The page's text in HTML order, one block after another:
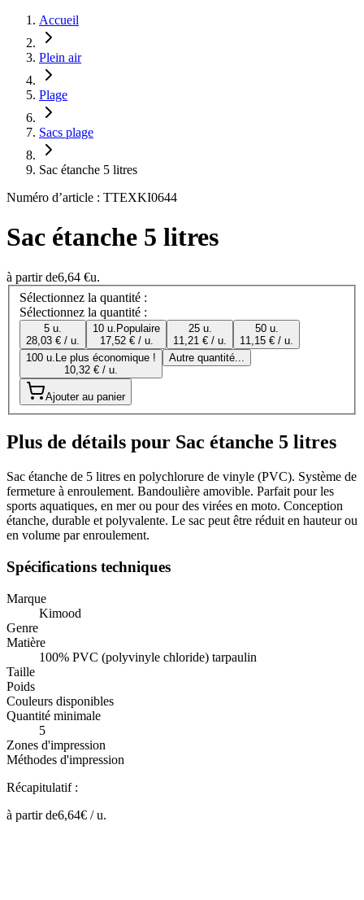
Accueil
Plein air
Plage
Sacs plage
Sac étanche 5 litres
Numéro d’article : TTEXKI0644
Sac étanche 5 litres
à partir de6,64 €u.
Sélectionnez la quantité :
Sélectionnez la quantité :
5 u.
28,03 € / u.
10 u. Populaire
17,52 € / u.
25 u.
11,21 € / u.
50 u.
11,15 € / u.
100 u. Le plus économique !
10,32 € / u.
Autre quantité...
Ajouter au panier
Plus de détails pour Sac étanche 5 litres
Sac étanche de 5 litres en polychlorure de vinyle (PVC). Système de
fermeture à enroulement. Bandoulière amovible. Parfait pour les
sports aquatiques, en mer ou pour des virées en moto. Conception
étanche, durable et polyvalente. Le sac peut être réduit en hauteur ou
en volume par enroulement.
Spécifications techniques
Marque
Kimood
Genre
Matière
100% PVC (polyvinyle chloride) tarpaulin
Taille
Poids
Couleurs disponibles
Quantité minimale
5
Zones d'impression
Méthodes d'impression
Récapitulatif :
à partir de6,64€ /u.